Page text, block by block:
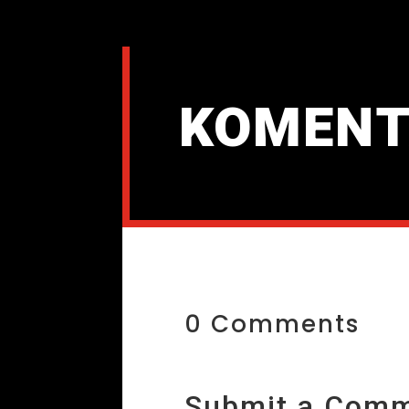
0 Comments